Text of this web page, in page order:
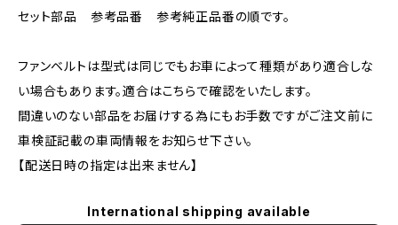
セット部品 参考品番 参考純正品番の順です。
ファンベルトは型式は同じでもお車によって種類があり適合しな
い場合もあります。適合はこちらで確認をいたします。
間違いのない部品をお届けする為にもお手数ですがご注文前に
車検証記載の車両情報をお知らせ下さい。
【配送日時の指定は出来ません】
International shipping available